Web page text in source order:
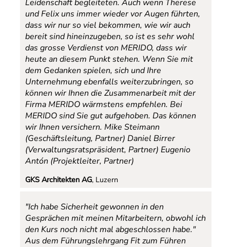
Leidenschaft begleiteten. Auch wenn Therese
und Felix uns immer wieder vor Augen führten,
dass wir nur so viel bekommen, wie wir auch
bereit sind hineinzugeben, so ist es sehr wohl
das grosse Verdienst von MERIDO, dass wir
heute an diesem Punkt stehen. Wenn Sie mit
dem Gedanken spielen, sich und Ihre
Unternehmung ebenfalls weiterzubringen, so
können wir Ihnen die Zusammenarbeit mit der
Firma MERIDO wärmstens empfehlen. Bei
MERIDO sind Sie gut aufgehoben. Das können
wir Ihnen versichern. Mike Steimann
(Geschäftsleitung, Partner) Daniel Birrer
(Verwaltungsratspräsident, Partner) Eugenio
Antón (Projektleiter, Partner)
GKS Architekten AG, Luzern
"Ich habe Sicherheit gewonnen in den
Gesprächen mit meinen Mitarbeitern, obwohl ich
den Kurs noch nicht mal abgeschlossen habe."
Aus dem Führungslehrgang Fit zum Führen